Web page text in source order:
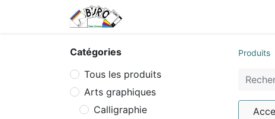
Catégories
Tous les produits
Arts graphiques
Calligraphie
Produits